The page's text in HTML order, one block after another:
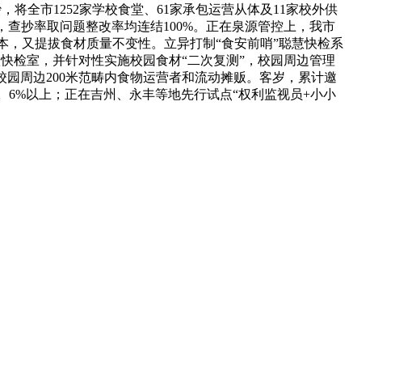
将全市1252家学校食堂、61家承包运营从体及11家校外供
抄率取问题整改率均连结100%。正在泉源管控上，我市
又提拔食材质量不变性。立异打制“食安前哨”聪慧快检系
检室，并针对性实施校园食材“二次复测”，校园周边管理
周边200米范畴内食物运营者和流动摊贩。客岁，累计邀
以上；正在吉州、永丰等地先行试点“权利监视员+小小